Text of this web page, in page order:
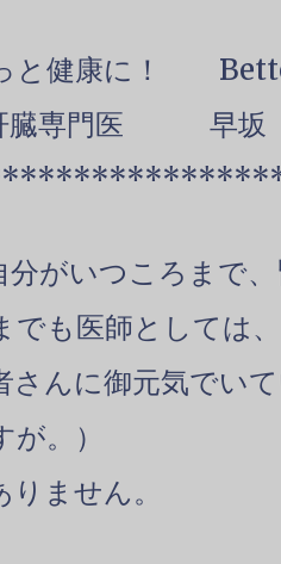
と健康に！
肝臓専門医 早坂
分がいつころまで
でも医師としては
さんに御元気でい
。）
ません。